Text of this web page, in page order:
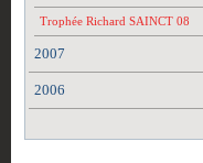
Trophée Richard SAINCT 08
2007
2006